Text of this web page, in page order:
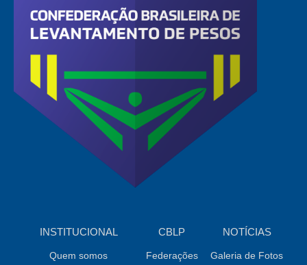
INSTITUCIONAL
Quem somos
CBLP
Federações
NOTÍCIAS
Galeria de Fotos